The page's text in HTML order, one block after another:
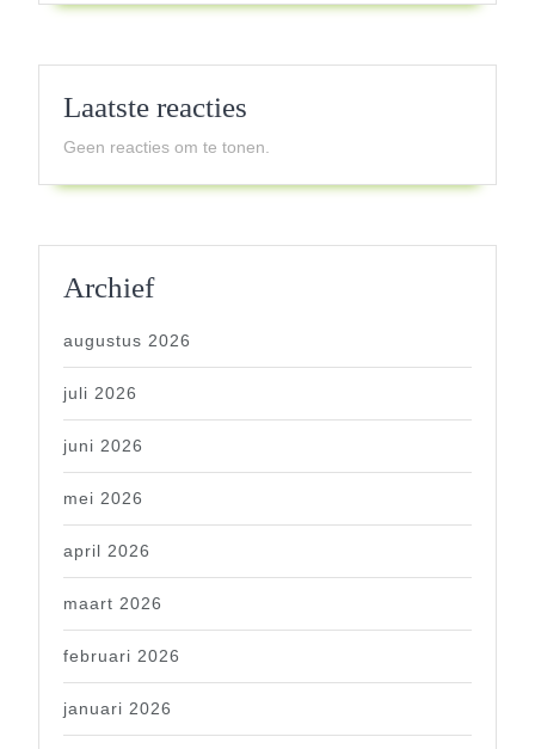
Laatste reacties
Geen reacties om te tonen.
Archief
augustus 2026
juli 2026
juni 2026
mei 2026
april 2026
maart 2026
februari 2026
januari 2026